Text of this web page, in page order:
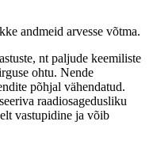
andmeid arvesse võtma.
nt paljude keemiliste
ohtu. Nende
põhjal vähendatud.
raadiosagedusliku
vastupidine ja võib